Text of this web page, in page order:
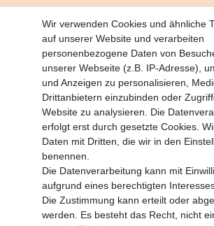
Battrerie Gesetz
Fragen und Antworten
Zahlungsarten
MEIN KONTO
Altgeräte Verordnung
Login
Registrieren
Vertrag widerrufen
SERVICE
Wir verwenden Cookies und ähnliche
auf unserer Website und verarbeiten
personenbezogene Daten von
unserer Webseite (z.B. IP-Adresse),
und Anzeigen zu personalisieren,
Drittanbietern einzubinden oder
Website zu analysieren. Die
erfolgt erst durch gesetzte Cookies.
Daten mit Dritten, die wir in den
benennen.
Die Datenverarbeitung kann mit
aufgrund eines berechtigten
Die Zustimmung kann erteilt oder
werden. Es besteht das Recht, nicht